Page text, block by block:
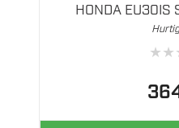
HONDA EU30IS
★★